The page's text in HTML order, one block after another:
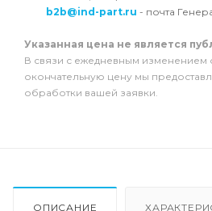
b2b@ind-part.ru - почта
Указанная цена не является
В связи с ежедневным изменением
окончательную цену мы
обработки вашей заявки.
ОПИСАНИЕ